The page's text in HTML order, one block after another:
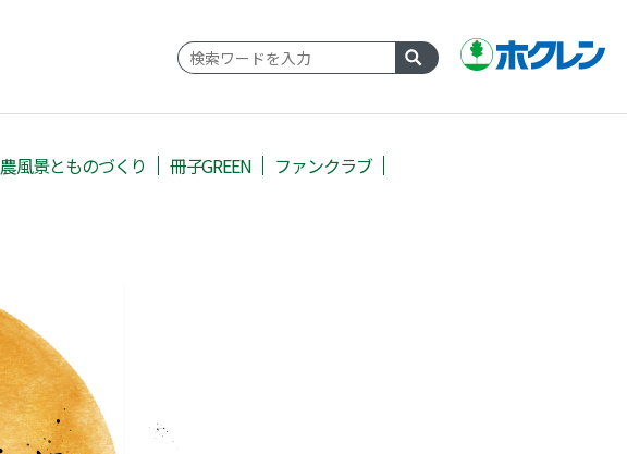
農⾵景とものづくり 冊子GREEN ファンクラブ